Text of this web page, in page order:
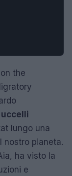
the
uccelli
lungo una
nostro pianeta.
ha visto la
e